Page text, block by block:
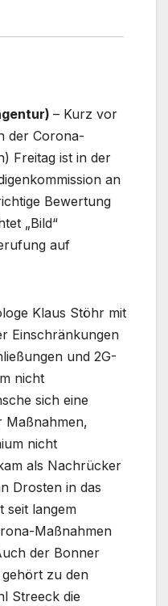
– Kurz vor
der Corona-
Freitag ist in der
an
Bewertung
„Bild“
auf
Klaus Stöhr mit
Einschränkungen
und 2G-
nicht
sich eine
Maßnahmen,
nicht
als Nachrücker
Drosten in das
seit langem
Maßnahmen
der Bonner
zu den
Streeck die